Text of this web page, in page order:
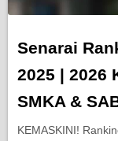
Senarai
2025 | 2026
SMKA &
KEMASKINI!